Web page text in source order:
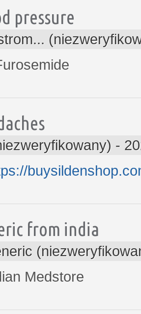
pressure
-
from india
Medstore